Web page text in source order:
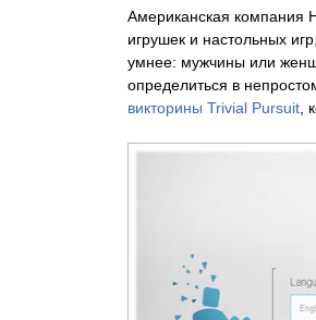
Американская компания
игрушек и настольных
умнее: мужчины или
определиться в
викторины Trivial Pursuit,